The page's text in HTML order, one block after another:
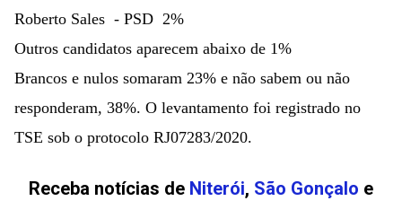
Roberto Sales  - PSD  2%
Outros candidatos aparecem abaixo de 1%
Brancos e nulos somaram 23% e não sabem ou não
responderam, 38%. O levantamento foi registrado no
TSE sob o protocolo RJ07283/2020.
Receba notícias de Niterói, São Gonçalo e